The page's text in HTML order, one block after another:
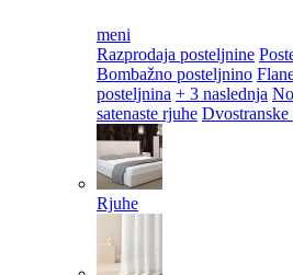
meni
Razprodaja posteljnine
Bombažno posteljnino
posteljnina + 3 naslednja
satenaste rjuhe
Rjuhe